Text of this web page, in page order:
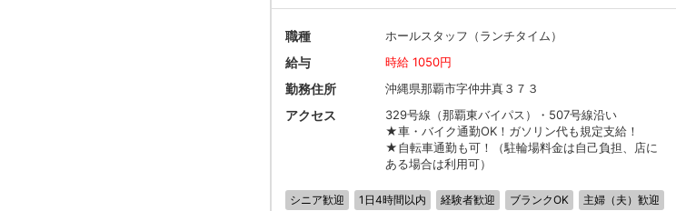
職種 ホールスタッフ（ランチタイム）
給与 時給 1050円
勤務住所 沖縄県那覇市字仲井真３７３
アクセス
329号線（那覇東バイパス）・507号線沿い
★車・バイク通勤OK！ガソリン代も規定支給！
★自転車通勤も可！（駐輪場料金は自己負担、店に
ある場合は利用可）
シニア歓迎 1日4時間以内 経験者歓迎 ブランクOK 主婦（夫）歓迎